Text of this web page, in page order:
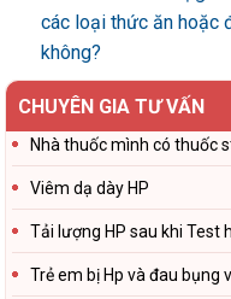
các loại thức ăn hoặc
không?
CHUYÊN GIA TƯ VẤN
Nhà thuốc mình có thuốc
Viêm dạ dày HP
Tải lượng HP sau khi Test
Trẻ em bị Hp và đau bụng